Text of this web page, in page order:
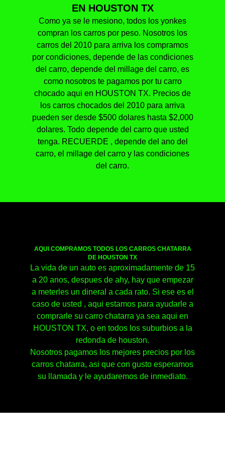
EN HOUSTON TX
Como ya se le mesiono, todos los yonkes
compran los carros por peso. Nosotros los
carros del 2010 para arriva los compramos
por condiciones, depende de las condiciones
del carro, depende del millage del carro, es
como nosotros te pagamos por tu carro
chocado aqui en HOUSTON TX. Precios de
los carros chocados del 2010 para arriva
pueden ser desde $500 dolares hasta $2,000
dolares. Todo depende del carro que usted
tenga. RECUERDE , depende del ano del
carro, el millage del carro y las condiciones
del carro.
AQUI COMPRAMOS TODOS LOS CARROS CHATARRA
DE HOUSTON TX
La vida de un auto es aproximadamente de 15
a 20 anos, despues de ahy, hay que empezar
a meterles un dineral a cada rato. Si ese es el
caso de usted , aqui estamos para ayudarle a
comprarle su carro chatarra ya sea aqui en
HOUSTON TX, o en todos los suburbios a la
redonda de houston.
Nosotros pagamos los mejores precios por los
carros chatarra, asi que con gusto esperamos
su llamada y le ayudaremos de inmediato.